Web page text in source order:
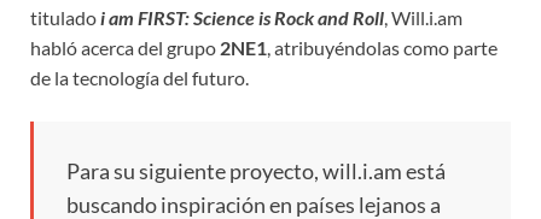
titulado i am FIRST: Science is Rock and Roll , Will.i.am
habló acerca del grupo 2NE1 , atribuyéndolas como parte
de la tecnología del futuro.
Para su siguiente proyecto, will.i.am está
buscando inspiración en países lejanos a